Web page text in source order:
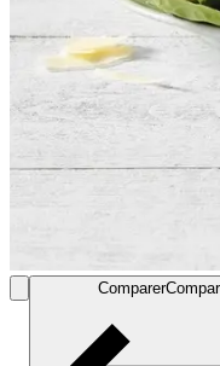
Comparer